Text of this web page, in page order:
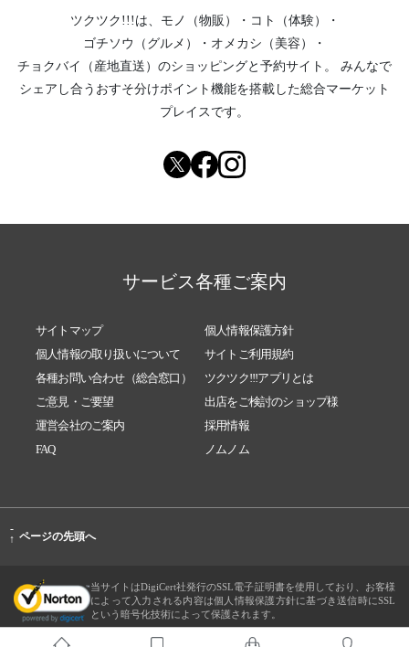
ツクツク!!!は、 モノ（物販） ・ コト（体験）
・
ゴチソウ（グルメ）
・ オメカシ（美容）
・
チョクバイ（産地直送） のショッピングと予約サイト。
みんなで
シェアし合う おすそ分けポイント機能を搭載した総合マーケット
プレイスです。
サービス各種ご案内
サイトマップ
個人情報保護方針
個人情報の取り扱いについて
サイトご利用規約
各種お問い合わせ（総合窓口）
ツクツク!!!アプリとは
ご意見・ご要望
出店をご検討のショップ様
運営会社のご案内
採用情報
FAQ
ノムノム
-
↑ ページの先頭へ
当サイトはDigiCert社発行のSSL電子証明書を使用しており、お客様
によって入力される内容は個人情報保護方針に基づき送信時にSSL
という暗号化技術によって保護されます。